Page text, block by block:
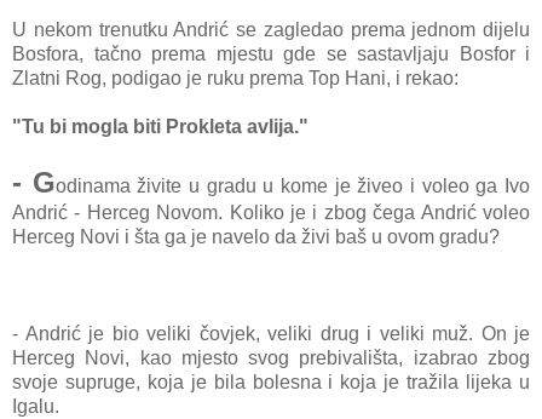
U nekom trenutku Andrić se zagledao prema jednom dijelu
Bosfora, tačno prema mjestu gde se sastavljaju Bosfor i
Zlatni Rog, podigao je ruku prema Top Hani, i rekao:
"Tu bi mogla biti Prokleta avlija."
- Godinama živite u gradu u kome je živeo i voleo ga Ivo
Andrić- Herceg Novom. Koliko je i zbog čega Andrić voleo
Herceg Novi i šta ga je navelo da živi baš u ovom gradu?
- Andrić je bio veliki čovjek, veliki drug i veliki muž. On je
Herceg Novi, kao mjesto svog prebivališta, izabrao zbog
svoje supruge, koja je bila bolesna i koja je tražila lijeka u
Igalu.